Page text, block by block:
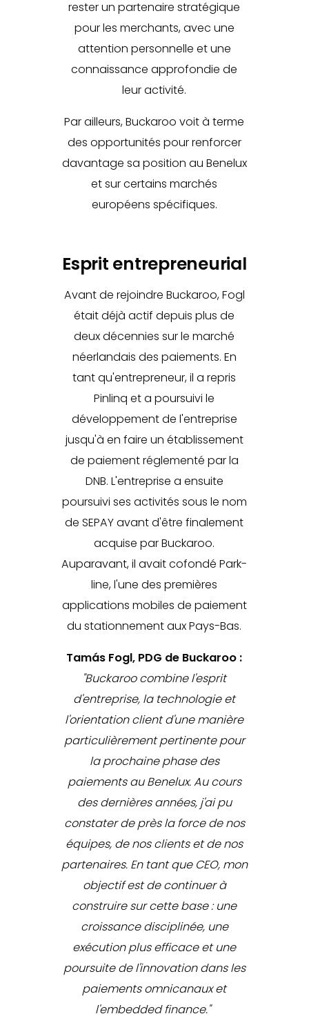
rester un partenaire stratégique
pour les merchants, avec une
attention personnelle et une
connaissance approfondie de
leur activité.
Par ailleurs, Buckaroo voit à terme
des opportunités pour renforcer
davantage sa position au Benelux
et sur certains marchés
européens spécifiques.
Esprit entrepreneurial
Avant de rejoindre Buckaroo, Fogl
était déjà actif depuis plus de
deux décennies sur le marché
néerlandais des paiements. En
tant qu'entrepreneur, il a repris
Pinlinq et a poursuivi le
développement de l'entreprise
jusqu'à en faire un établissement
de paiement réglementé par la
DNB. L'entreprise a ensuite
poursuivi ses activités sous le nom
de SEPAY avant d'être finalement
acquise par Buckaroo.
Auparavant, il avait cofondé Park-
line, l'une des premières
applications mobiles de paiement
du stationnement aux Pays-Bas.
Tamás Fogl, PDG de Buckaroo :
"Buckaroo combine l'esprit
d'entreprise, la technologie et
l'orientation client d'une manière
particulièrement pertinente pour
la prochaine phase des
paiements au Benelux. Au cours
des dernières années, j'ai pu
constater de près la force de nos
équipes, de nos clients et de nos
partenaires. En tant que CEO, mon
objectif est de continuer à
construire sur cette base : une
croissance disciplinée, une
exécution plus efficace et une
poursuite de l'innovation dans les
paiements omnicanaux et
l'embedded finance."